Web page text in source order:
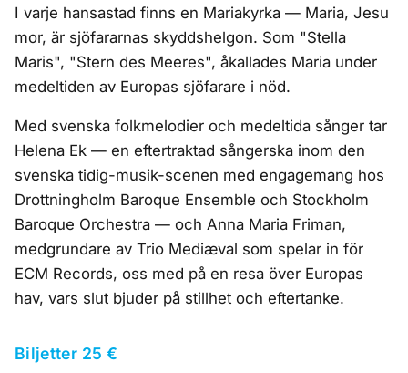
I varje hansastad finns en Mariakyrka — Maria, Jesu
mor, är sjöfararnas skyddshelgon. Som "Stella
Maris", "Stern des Meeres", åkallades Maria under
medeltiden av Europas sjöfarare i nöd.
Med svenska folkmelodier och medeltida sånger tar
Helena Ek — en eftertraktad sångerska inom den
svenska tidig-musik-scenen med engagemang hos
Drottningholm Baroque Ensemble och Stockholm
Baroque Orchestra — och Anna Maria Friman,
medgrundare av Trio Mediæval som spelar in för
ECM Records, oss med på en resa över Europas
hav, vars slut bjuder på stillhet och eftertanke.
Biljetter 25 €